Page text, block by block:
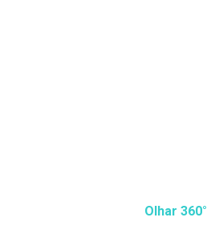
Olhar 360°